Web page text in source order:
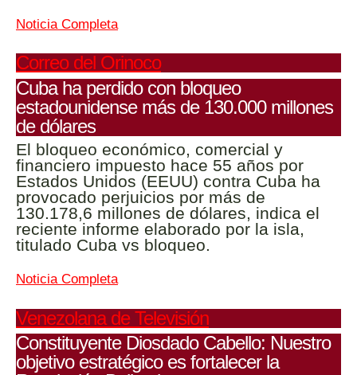
Noticia Completa
Correo del Orinoco
Cuba ha perdido con bloqueo
estadounidense más de 130.000 millones
de dólares
El bloqueo económico, comercial y
financiero impuesto hace 55 años por
Estados Unidos (EEUU) contra Cuba ha
provocado perjuicios por más de
130.178,6 millones de dólares, indica el
reciente informe elaborado por la isla,
titulado Cuba vs bloqueo.
Noticia Completa
Venezolana de Televisión
Constituyente Diosdado Cabello: Nuestro
objetivo estratégico es fortalecer la